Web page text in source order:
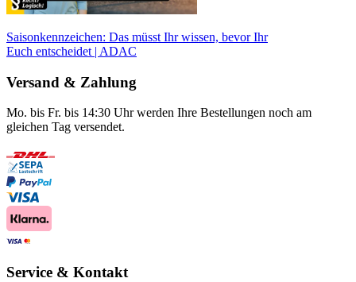
Saisonkennzeichen: Das müsst Ihr wissen, bevor Ihr
Euch entscheidet | ADAC
Versand & Zahlung
Mo. bis Fr. bis 14:30 Uhr werden Ihre Bestellungen noch am
gleichen Tag versendet.
Service & Kontakt